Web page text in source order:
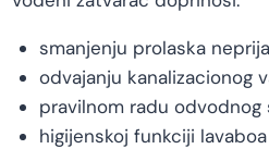
smanjenju prolaska
odvajanju kanalizacionog
pravilnom radu odvodnog
higijenskoj funkciji